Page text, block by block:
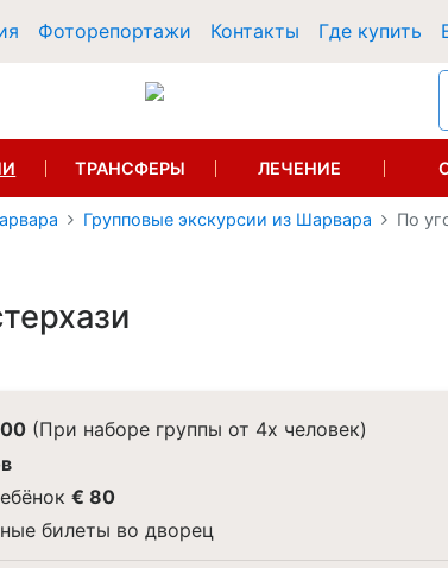
Фоторепортажи Контакты Где купить
ТРАНСФЕРЫ ЛЕЧЕНИЕ
Групповые экскурсии из Шарвара По
(При наборе группы от 4х человек)
€ 80
билеты во дворец